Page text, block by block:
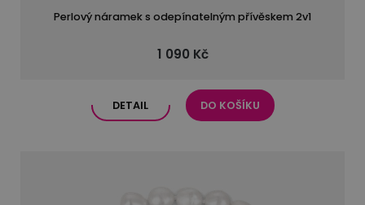
Perlový náramek s odepínatelným přívěskem 2v1
1 090 Kč
DETAIL DO KOŠÍKU